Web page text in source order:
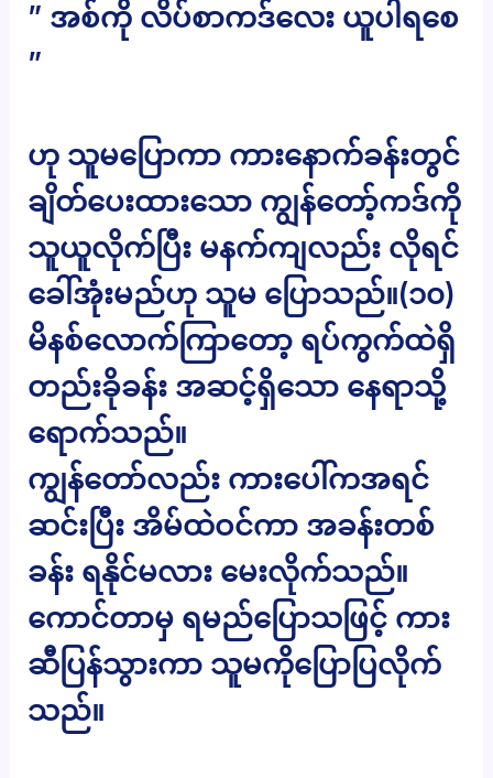
” အစ်ကို လိပ်စာကဒ်လေး ယူပါရစေ
”
ဟု သူမပြောကာ ကားနောက်ခန်းတွင်
ချိတ်ပေးထားသော ကျွန်တော့်ကဒ်ကို
သူယူလိုက်ပြီး မနက်ကျလည်း လိုရင်
ခေါ်အုံးမည်ဟု သူမ ပြောသည်။(၁၀)
မိနစ်လောက်ကြာတော့ ရပ်ကွက်ထဲရှိ
တည်းခိုခန်း အဆင့်ရှိသော နေရာသို့
ရောက်သည်။
ကျွန်တော်လည်း ကားပေါ်ကအရင်
ဆင်းပြီး အိမ်ထဲဝင်ကာ အခန်းတစ်
ခန်း ရနိုင်မလား မေးလိုက်သည်။
ကောင်တာမှ ရမည်ပြောသဖြင့် ကား
ဆီပြန်သွားကာ သူမကိုပြောပြလိုက်
သည်။